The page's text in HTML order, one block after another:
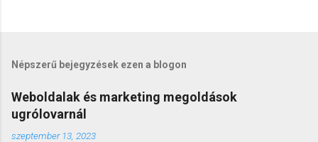
Népszerű bejegyzések ezen a blogon
Weboldalak és marketing megoldások
ugrólovarnál
szeptember 13, 2023